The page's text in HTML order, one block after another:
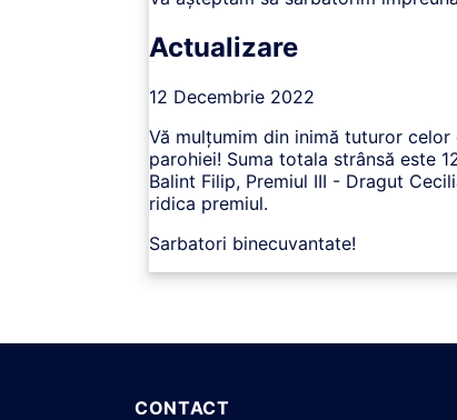
Actualizare
12 Decembrie 2022
Vă mulțumim din inimă tuturor
parohiei! Suma totala strânsă este
Balint Filip, Premiul III - Dragut
ridica premiul.
Sarbatori binecuvantate!
CONTACT